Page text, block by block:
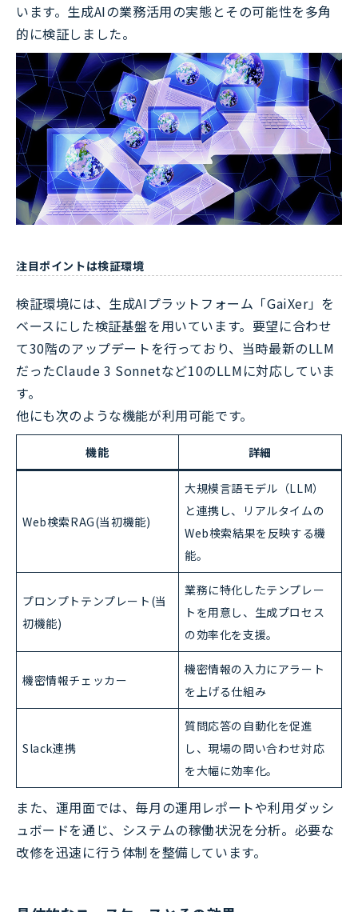
います。生成AIの業務活用の実態とその可能性を多角
的に検証しました。
注目ポイントは検証環境
検証環境には、生成AIプラットフォーム「GaiXer」を
ベースにした検証基盤を用いています。要望に合わせ
て30階のアップデートを行っており、当時最新のLLM
だったClaude 3 Sonnetなど10のLLMに対応していま
す。
他にも次のような機能が利用可能です。
機能 詳細
Web検索RAG(当初機能)
大規模言語モデル（LLM）
と連携し、リアルタイムの
Web検索結果を反映する機
能。
プロンプトテンプレート(当
初機能)
業務に特化したテンプレー
トを用意し、生成プロセス
の効率化を支援。
機密情報チェッカー
機密情報の入力にアラート
を上げる仕組み
Slack連携
質問応答の自動化を促進
し、現場の問い合わせ対応
を大幅に効率化。
また、運用面では、毎月の運用レポートや利用ダッシ
ュボードを通じ、システムの稼働状況を分析。必要な
改修を迅速に行う体制を整備しています。